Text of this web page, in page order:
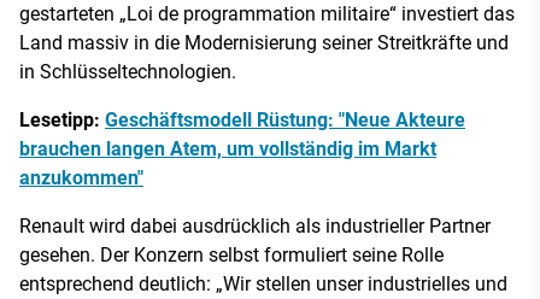
gestarteten „Loi de programmation militaire“ investiert das
Land massiv in die Modernisierung seiner Streitkräfte und
in Schlüsseltechnologien.
Lesetipp: Geschäftsmodell Rüstung: "Neue Akteure
brauchen langen Atem, um vollständig im Markt
anzukommen"
Renault wird dabei ausdrücklich als industrieller Partner
gesehen. Der Konzern selbst formuliert seine Rolle
entsprechend deutlich: „Wir stellen unser industrielles und